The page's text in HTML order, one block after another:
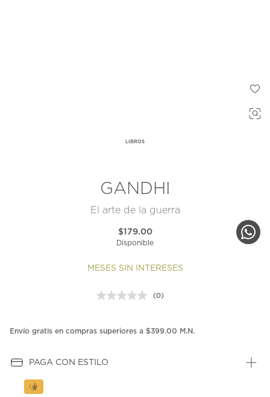
LIBROS
GANDHI
El arte de la guerra
$179.00
Disponible
MESES SIN INTERESES
Sin
en
(0)
Envío gratis en compras superiores a $399.00 M.N.
PAGA CON ESTILO